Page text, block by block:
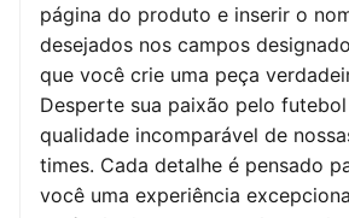
página do produto e inserir o
desejados nos campos
que você crie uma peça
Desperte sua paixão pelo
qualidade incomparável de
times. Cada detalhe é pensado
você uma experiência